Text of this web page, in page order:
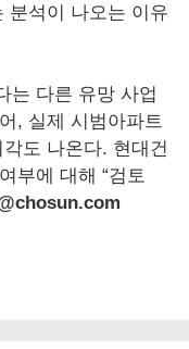
분석이 나오는 이유
는 다른 유망 사업
, 실제 시범아파트
도 나온다. 현대건
부에 대해 “검토